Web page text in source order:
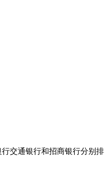
交通银行和招商银行分别排